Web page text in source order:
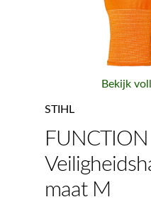
Bekijk
STIHL
maat M